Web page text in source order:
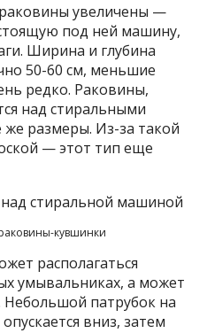
увеличены —
под ней машину,
Ширина и глубина
50-60 см, меньшие
редко. Раковины,
над стиральными
размеры. Из-за такой
— этот тип еще
кувшинки
располагаться
умывальниках, а может
Небольшой патрубок на
вниз, затем